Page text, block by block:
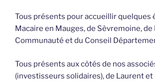
Tous présents pour accueillir quelques
Macaire en Mauges, de Sèvremoine, de
Communauté et du Conseil
Tous présents aux côtés de nos
(investisseurs solidaires), de Laurent et